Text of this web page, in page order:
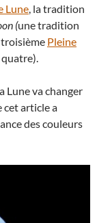
Lune , la tradition
(une tradition
troisième Pleine
Lune va changer
cet article a
des couleurs